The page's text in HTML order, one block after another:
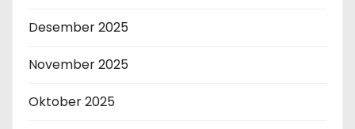
Desember 2025
November 2025
Oktober 2025